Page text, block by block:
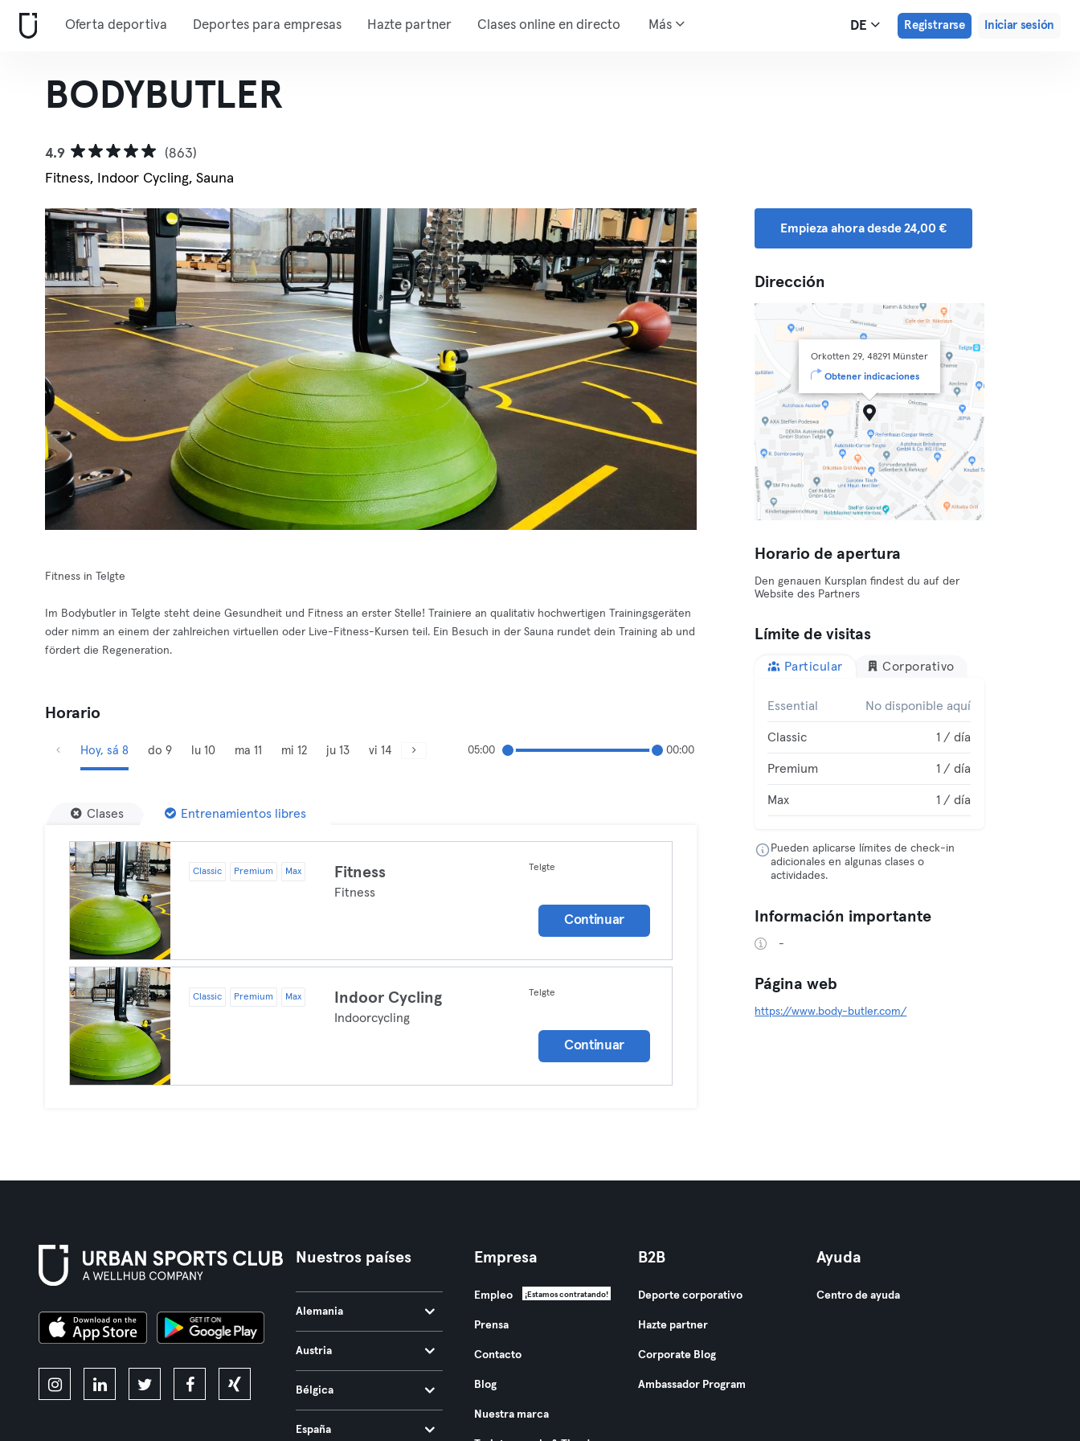
Oferta deportiva Deportes para empresas Hazte partner Clases online en directo Más DE Registrarse Iniciar sesión
BODYBUTLER
4.9
(863)
Fitness, Indoor Cycling, Sauna
Fitness in Telgte
Im Bodybutler in Telgte steht deine Gesundheit und Fitness an erster Stelle! Trainiere an qualitativ hochwertigen Trainingsgeräten
oder nimm an einem der zahlreichen virtuellen oder Live-Fitness-Kursen teil. Ein Besuch in der Sauna rundet dein Training ab und
fördert die Regeneration.
Horario
Hoy, sá 8 do 9 lu 10 ma 11 mi 12 ju 13 vi 14 05:00 00:00
Clases Entrenamientos libres
Classic Premium Max Fitness
Fitness
Telgte
Continuar
Classic Premium Max Indoor Cycling
Indoorcycling
Telgte
Continuar
Empieza ahora desde 24,00 €
Dirección
Orkotten 29, 48291 Münster
Obtener indicaciones
Horario de apertura
Den genauen Kursplan findest du auf der
Website des Partners
Límite de visitas
Particular Corporativo
Essential No disponible aquí
Classic 1 / día
Premium 1 / día
Max 1 / día
Pueden aplicarse límites de check-in
adicionales en algunas clases o
actividades.
Información importante
-
Página web
https://www.body-butler.com/
Nuestros países
Alemania
Austria
Bélgica
España
Empresa
Empleo ¡Estamos contratando!
Prensa
Contacto
Blog
Nuestra marca
B2B
Deporte corporativo
Hazte partner
Corporate Blog
Ambassador Program
Ayuda
Centro de ayuda